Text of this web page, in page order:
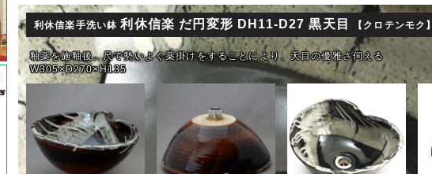
利休信楽手洗い鉢利休信楽 だ円変形 DH11-D27 黒天目 【クロテンモク】
釉薬を施釉後、尺で勢いよく薬掛けをすることにより、天目の優雅さ伺える
W305×D270×H135